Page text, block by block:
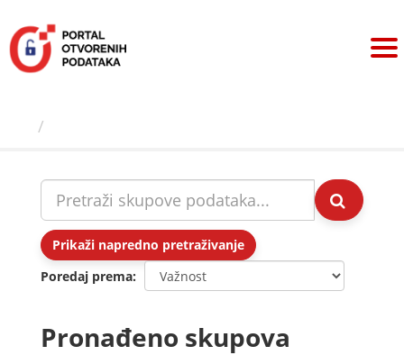
sadržaj
Prikaži napredno pretraživanje
Poredaj prema
Pronađeno skupova